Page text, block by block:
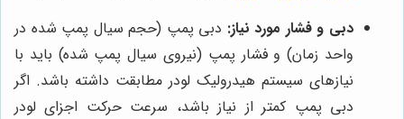
دبی و فشار مورد نیاز: دبی پمپ (حجم سیال پمپ شده در
واحد زمان) و فشار پمپ (نیروی سیال پمپ شده) باید با
نیازهای سیستم هیدرولیک لودر مطابقت داشته باشد. اگر
دبی پمپ کمتر از نیاز باشد، سرعت حرکت اجزای لودر